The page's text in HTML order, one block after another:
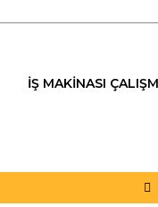
İŞ MAKİNASI